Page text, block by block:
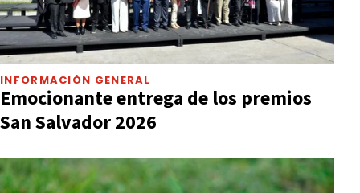
INFORMACIÓN GENERAL
Emocionante entrega de los premios
San Salvador 2026